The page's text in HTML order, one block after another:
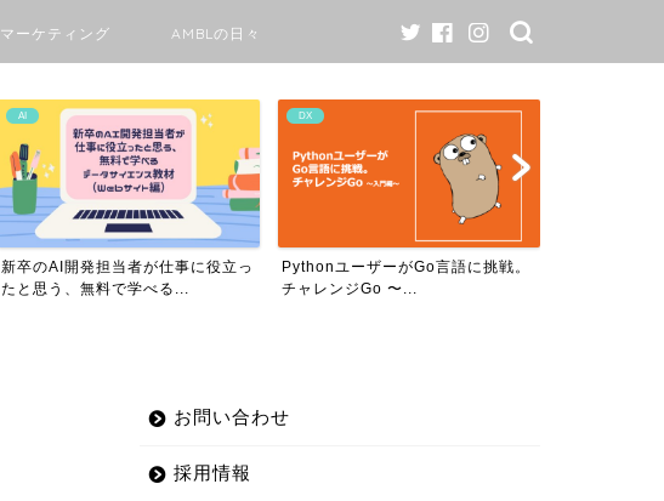
マーケティング AMBLの日々
AI
新卒のAI開発担当者が仕事に役立っ
たと思う、無料で学べる...
DX
PythonユーザーがGo言語に挑戦。
チャレンジGo 〜...
お問い合わせ
採用情報